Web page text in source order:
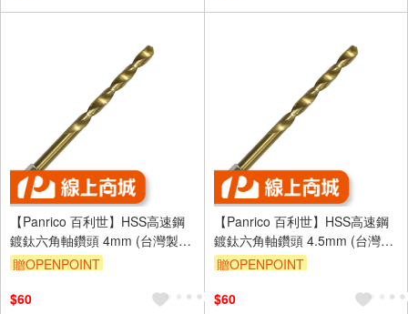
【Panrico 百利世】HSS高速鋼
鍍鈦六角軸鑽頭 4mm (台灣製
造)
贈OPENPOINT
$60
【Panrico 百利世】HSS高速鋼
鍍鈦六角軸鑽頭 4.5mm (台灣製
造)
贈OPENPOINT
$60